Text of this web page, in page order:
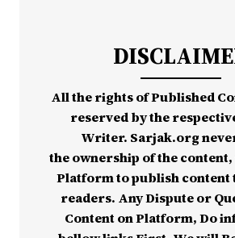
All the rights of Published
reserved by the
Writer. Sarjak.org
the ownership of the content,
Platform to publish content
readers. Any Dispute or
Content on Platform, Do